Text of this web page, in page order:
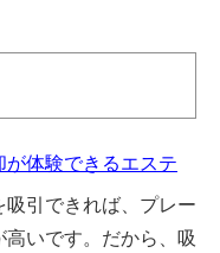
が体験できるエステ
吸引できれば、プレー
高いです。だから、吸